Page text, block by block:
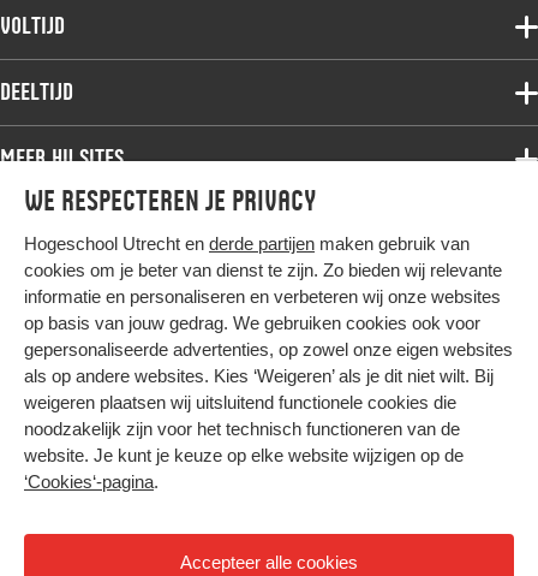
We respecteren je privacy
Hogeschool Utrecht en derde partijen maken gebruik van
cookies om je beter van dienst te zijn. Zo bieden wij relevante
informatie en personaliseren en verbeteren wij onze websites
op basis van jouw gedrag. We gebruiken cookies ook voor
gepersonaliseerde advertenties, op zowel onze eigen websites
als op andere websites. Kies ‘Weigeren’ als je dit niet wilt. Bij
weigeren plaatsen wij uitsluitend functionele cookies die
noodzakelijk zijn voor het technisch functioneren van de
website. Je kunt je keuze op elke website wijzigen op de
‘Cookies‘-pagina.
Accepteer alle cookies
Voltijdopleidingen
Deeltijdopleidingen
Onderzoek
Werken bij de HU
Contact
Voltijd
Associate degree
Bachelor
Master
Studiekeuze voltijd
Deeltijd
Associate degree
Bachelor
Master
Post-master
Studiekeuze deeltijd
Meer HU sites
HU International
HU Bibliotheek
HU Ontwikkelt
Duurzame HU
Intranet
Trajectum
Hier komt alles samen
Colofon
Privacy
Cookies
Nieuwsbrief